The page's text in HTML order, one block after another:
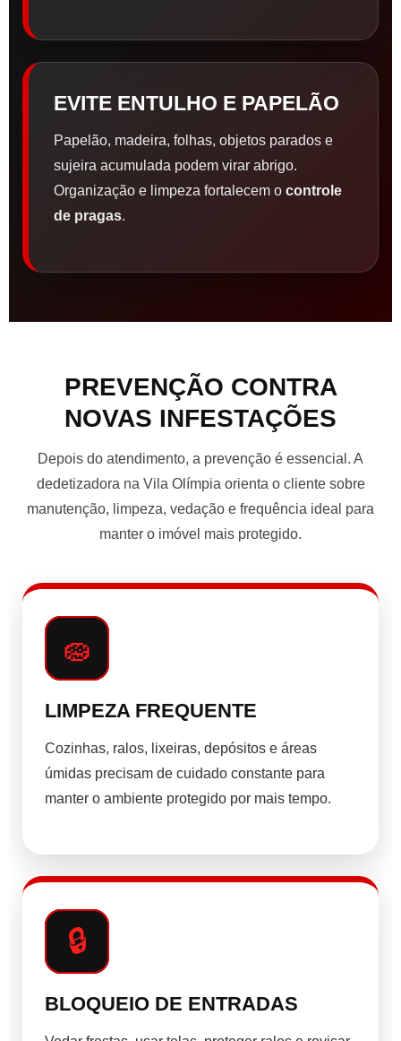
EVITE ENTULHO E PAPELÃO
Papelão, madeira, folhas, objetos parados e
sujeira acumulada podem virar abrigo.
Organização e limpeza fortalecem o controle
de pragas.
PREVENÇÃO CONTRA
NOVAS INFESTAÇÕES
Depois do atendimento, a prevenção é essencial. A
dedetizadora na Vila Olímpia orienta o cliente sobre
manutenção, limpeza, vedação e frequência ideal para
manter o imóvel mais protegido.
🧽
LIMPEZA FREQUENTE
Cozinhas, ralos, lixeiras, depósitos e áreas
úmidas precisam de cuidado constante para
manter o ambiente protegido por mais tempo.
🔒
BLOQUEIO DE ENTRADAS